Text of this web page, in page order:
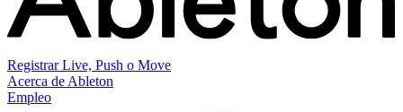
Registrar Live, Push o Move
Acerca de Ableton
Empleo